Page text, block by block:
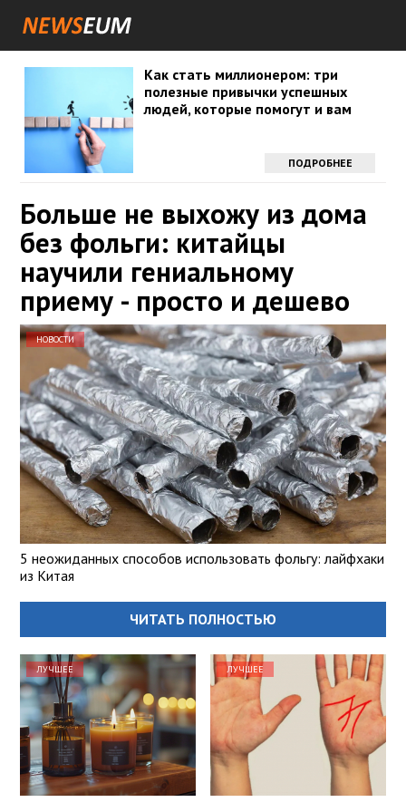
Как стать миллионером: три
полезные привычки успешных
людей, которые помогут и вам
ПОДРОБНЕЕ
Больше не выхожу из дома
без фольги: китайцы
научили гениальному
приему - просто и дешево
НОВОСТИ
5 неожиданных способов использовать фольгу: лайфхаки
из Китая
ЧИТАТЬ ПОЛНОСТЬЮ
ЛУЧШЕЕ ЛУЧШЕЕ